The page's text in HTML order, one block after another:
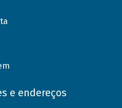
e endereços